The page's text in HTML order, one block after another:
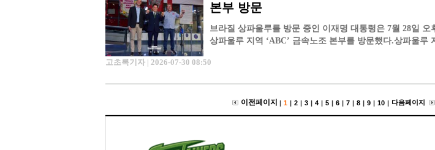
본부 방문
브라질 상파울루를 방문 중인 이재명 대통령은 7월 28일
상파울루 지역 ‘ABC’ 금속노조 본부를 방문했다.상파울루
고초록기자 | 2026-07-30 08:50
이전 페이지 | 1 | 2 | 3 | 4 | 5 | 6 | 7 | 8 | 9 | 10 | 다음 페이지